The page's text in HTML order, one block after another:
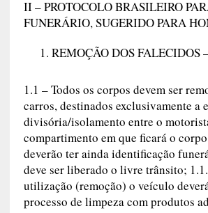
II – PROTOCOLO BRASILEIRO
FUNERÁRIO, SUGERIDO PARA
REMOÇÃO DOS FALECIDOS
1.1 – Todos os corpos devem ser
carros, destinados exclusivamente a
divisória/isolamento entre o
compartimento em que ficará o
deverão ter ainda identificação
deve ser liberado o livre trânsito;
utilização (remoção) o veículo
processo de limpeza com produtos